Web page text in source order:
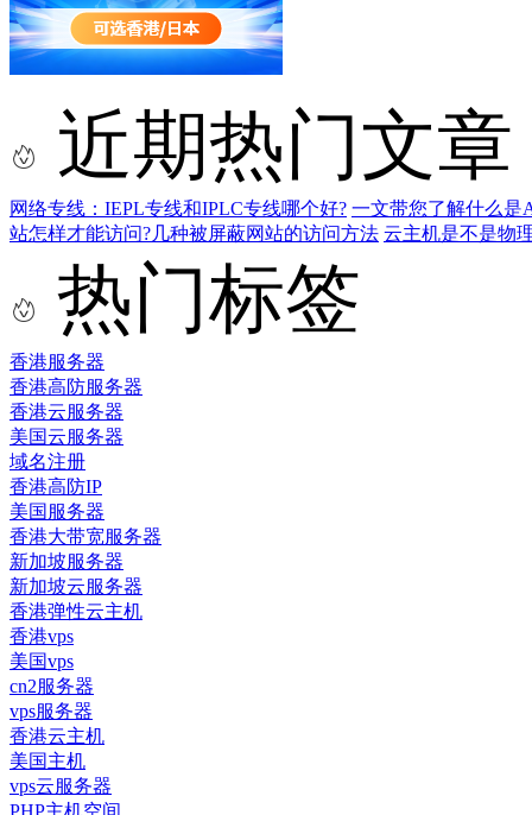
近期热门文章
网络专线：IEPL专线和IPLC专线哪个好? 一文带您了解什么是
站怎样才能访问?几种被屏蔽网站的访问方法 云主机是不是物
热门标签
香港服务器
香港高防服务器
香港云服务器
美国云服务器
域名注册
香港高防IP
美国服务器
香港大带宽服务器
新加坡服务器
新加坡云服务器
香港弹性云主机
香港vps
美国vps
cn2服务器
vps服务器
香港云主机
美国主机
vps云服务器
PHP主机空间